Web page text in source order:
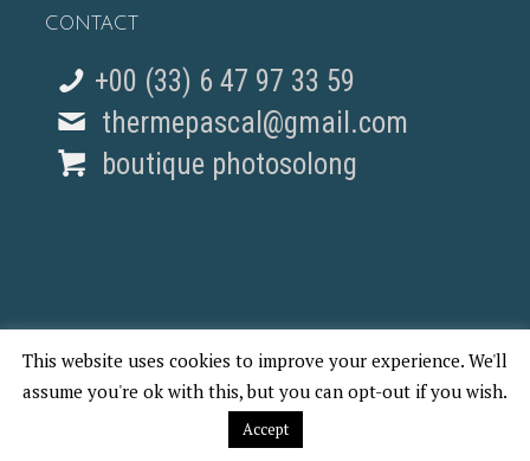
CONTACT
+00 (33) 6 47 97 33 59
thermepascal@gmail.com
boutique photosolong
© 2018 Pascal Therme - REPORTAGES PHOTO PARIS
This website uses cookies to improve your experience. We'll
assume you're ok with this, but you can opt-out if you wish.
Accept